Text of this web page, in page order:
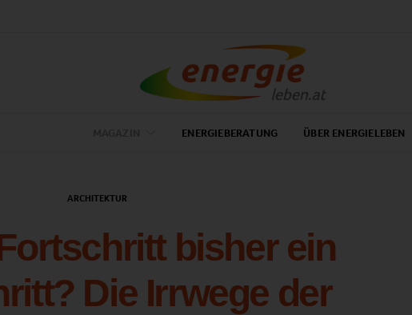
ENERGIEBERATUNG ÜBER ENERGIELEBEN
ARCHITEKTUR
bisher ein
Die Irrwege der